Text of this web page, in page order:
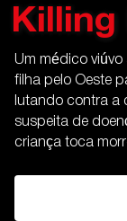
Killing
Um médico
filha pelo Oeste
lutando contra a
suspeita de
criança toca